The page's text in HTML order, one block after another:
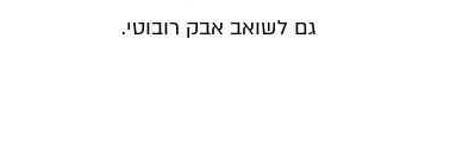
גם לשואב אבק רובוטי.